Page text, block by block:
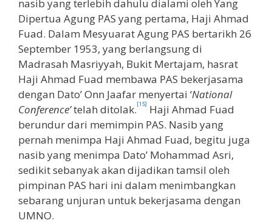
nasib yang terlebih dahulu dialami oleh Yang
Dipertua Agung PAS yang pertama, Haji Ahmad
Fuad. Dalam Mesyuarat Agung PAS bertarikh 26
September 1953, yang berlangsung di
Madrasah Masriyyah, Bukit Mertajam, hasrat
Haji Ahmad Fuad membawa PAS bekerjasama
dengan Dato’ Onn Jaafar menyertai ‘National
Conference’telah ditolak.[15] Haji Ahmad Fuad
berundur dari memimpin PAS. Nasib yang
pernah menimpa Haji Ahmad Fuad, begitu juga
nasib yang menimpa Dato’ Mohammad Asri,
sedikit sebanyak akan dijadikan tamsil oleh
pimpinan PAS hari ini dalam menimbangkan
sebarang unjuran untuk bekerjasama dengan
UMNO.